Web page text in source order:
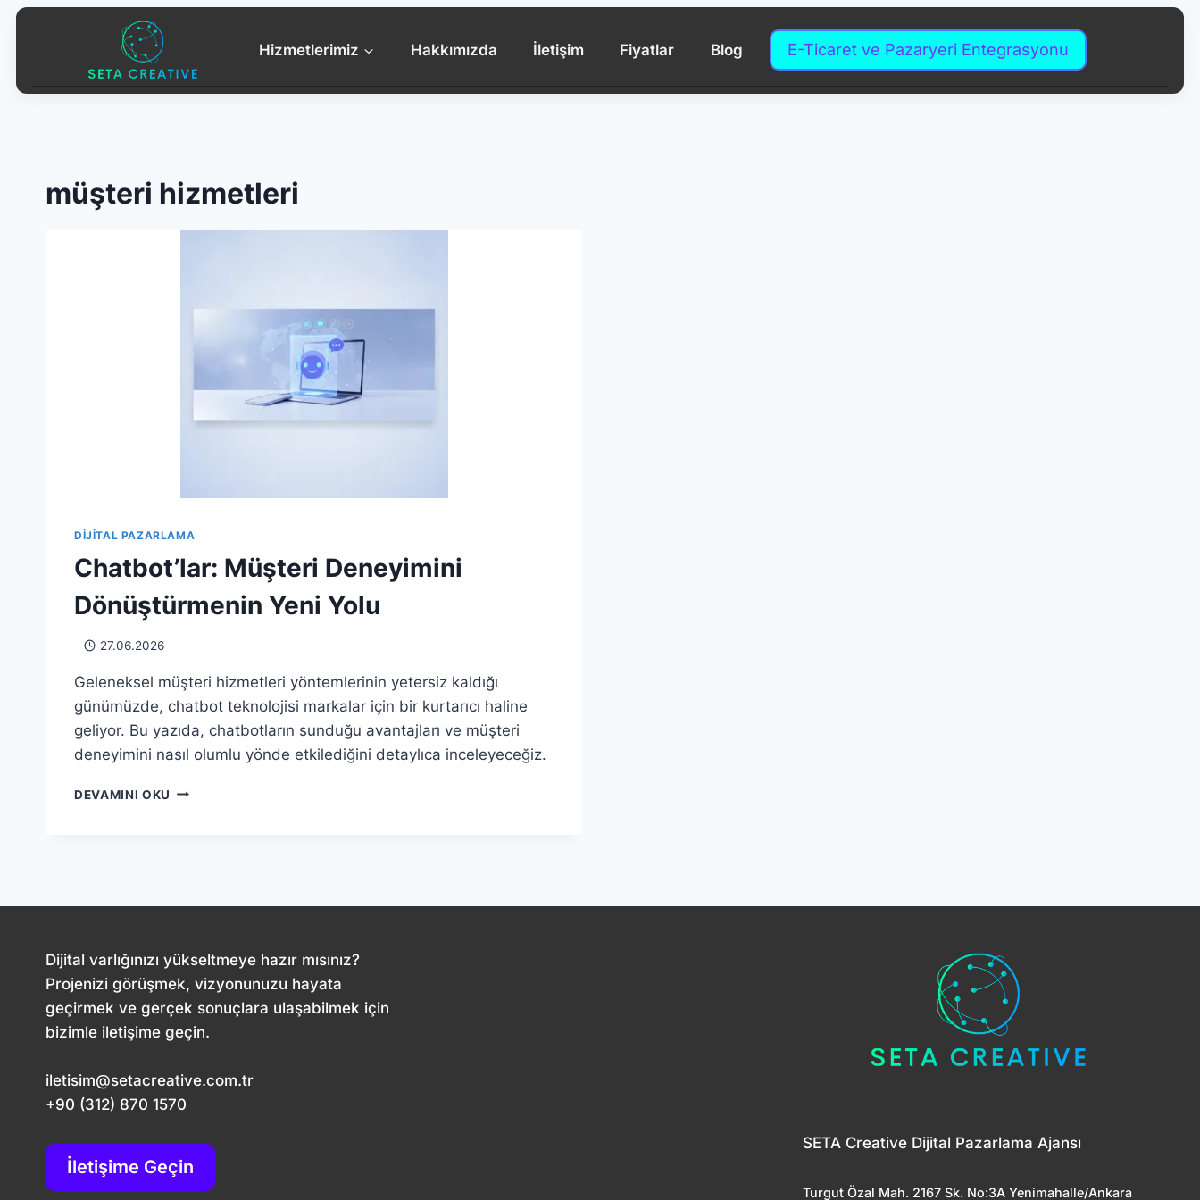
Skip
Hizmetlerimiz Hakkımızda İletişim Fiyatlar Blog E-Ticaret ve Pazaryeri Entegrasyonu
müşteri hizmetleri
DIJITAL PAZARLAMA
Chatbot’lar: Müşteri Deneyimini
Dönüştürmenin Yeni Yolu
27.06.2026
Geleneksel müşteri hizmetleri yöntemlerinin yetersiz kaldığı
günümüzde, chatbot teknolojisi markalar için bir kurtarıcı haline
geliyor. Bu yazıda, chatbotların sunduğu avantajları ve müşteri
deneyimini nasıl olumlu yönde etkilediğini detaylıca inceleyeceğiz.
DEVAMINI OKU CHATBOT’LAR:
Dijital varlığınızı yükseltmeye hazır mısınız?
Projenizi görüşmek, vizyonunuzu hayata
geçirmek ve gerçek sonuçlara ulaşabilmek için
bizimle iletişime geçin.
iletisim@setacreative.com.tr
+90 (312) 870 1570
İletişime Geçin
SETA Creative Dijital Pazarlama Ajansı
Turgut Özal Mah. 2167 Sk. No:3A Yenimahalle/Ankara